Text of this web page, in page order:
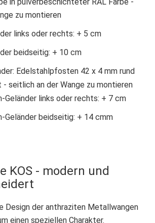
zu montieren
links oder rechts: + 5 cm
beidseitig: + 10 cm
Edelstahlpfosten 42 x 4 mm rund
- seitlich an der Wange zu montieren
Geländer links oder rechts: + 7 cm
Geländer beidseitig: + 14 cmm
KOS - modern und
Design der anthraziten Metallwangen
einen speziellen Charakter.